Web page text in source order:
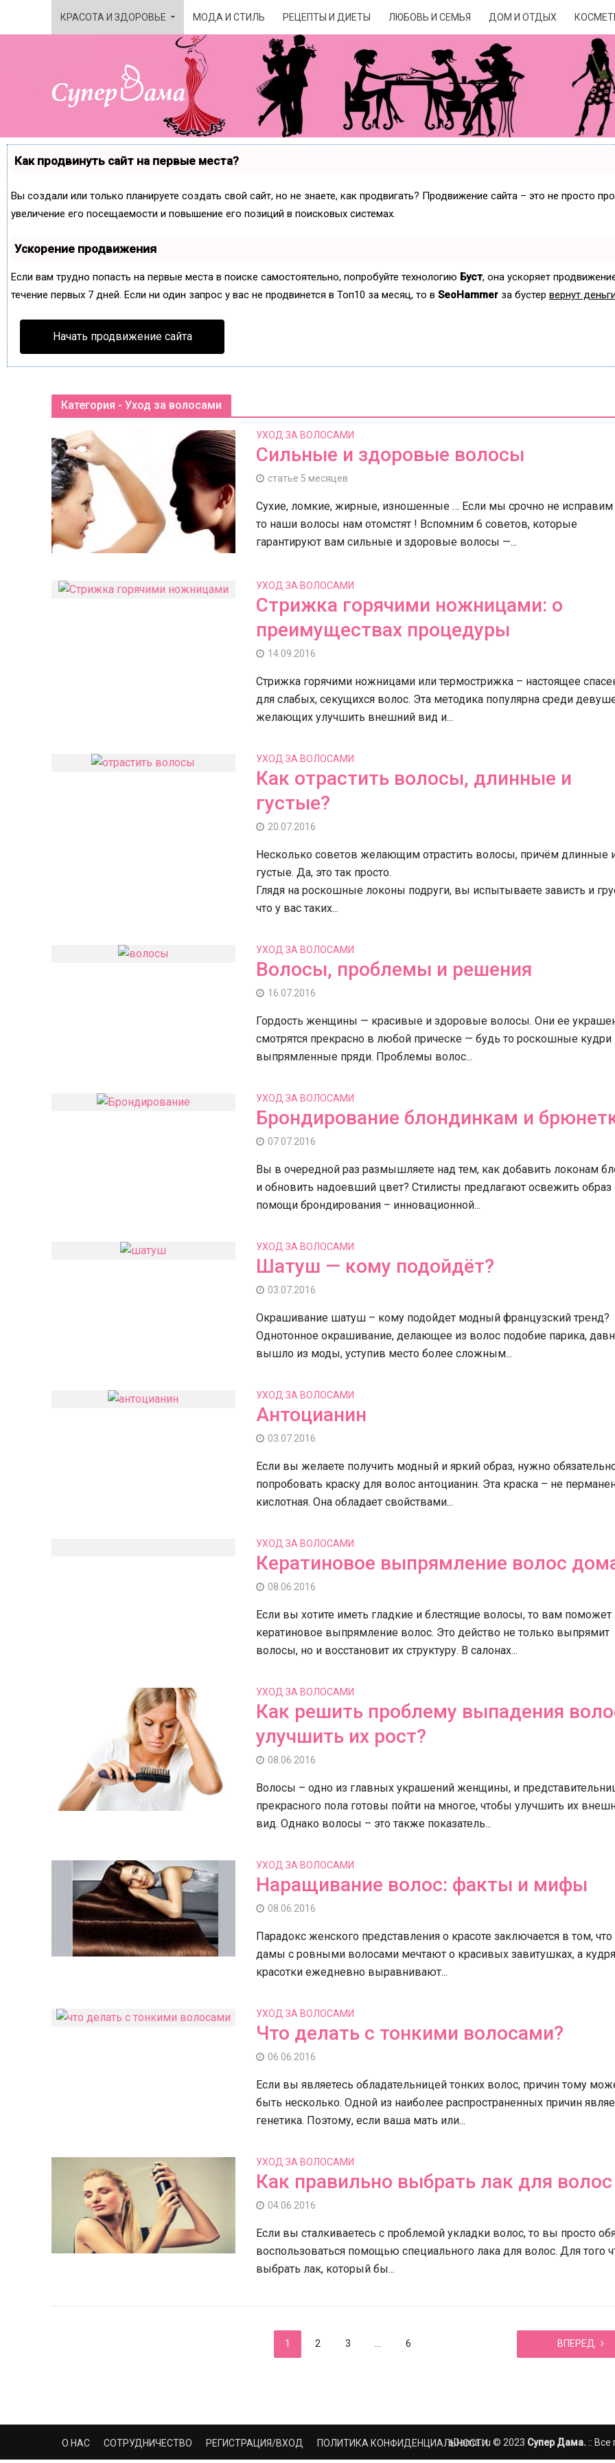
КРАСОТА И ЗДОРОВЬЕ МОДА И СТИЛЬ РЕЦЕПТЫ И ДИЕТЫ ЛЮБОВЬ И СЕМЬЯ ДОМ И ОТДЫХ
Как продвинуть сайт на первые места?
Вы создали или только планируете создать свой сайт, но не знаете, как продвигать? Продвижение сайта – это не просто
увеличение его посещаемости и повышение его позиций в поисковых системах.
Ускорение продвижения
Если вам трудно попасть на первые места в поиске самостоятельно, попробуйте технологию Буст, она ускоряет
течение первых 7 дней. Если ни один запрос у вас не продвинется в Топ10 за месяц, то в SeoHammer за бустер вернут
Начать продвижение сайта
Категория - Уход за волосами
УХОД ЗА ВОЛОСАМИ
Сильные и здоровые волосы
статье 5 месяцев
Сухие, ломкие, жирные, изношенные … Если мы срочно не исправим
то наши волосы нам отомстят ! Вспомним 6 советов, которые
гарантируют вам cильные и здоровые волосы —...
УХОД ЗА ВОЛОСАМИ
Стрижка горячими ножницами: о
преимуществах процедуры
14.09.2016
Стрижка горячими ножницами или термострижка – настоящее
для слабых, секущихся волос. Эта методика популярна среди
желающих улучшить внешний вид и...
УХОД ЗА ВОЛОСАМИ
Как отрастить волосы, длинные и
густые?
20.07.2016
Несколько советов желающим отрастить волосы, причём длинные
густые. Да, это так просто.
Глядя на роскошные локоны подруги, вы испытываете зависть и
что у вас таких...
УХОД ЗА ВОЛОСАМИ
Волосы, проблемы и решения
16.07.2016
Гордость женщины — красивые и здоровые волосы. Они ее
смотрятся прекрасно в любой прическе — будь то роскошные кудри
выпрямленные пряди. Проблемы волос...
УХОД ЗА ВОЛОСАМИ
Брондирование блондинкам и
07.07.2016
Вы в очередной раз размышляете над тем, как добавить локонам
и обновить надоевший цвет? Стилисты предлагают освежить образ
помощи брондирования – инновационной...
УХОД ЗА ВОЛОСАМИ
Шатуш — кому подойдёт?
03.07.2016
Окрашивание шатуш – кому подойдет модный французский тренд?
Однотонное окрашивание, делающее из волос подобие парика,
вышло из моды, уступив место более сложным...
УХОД ЗА ВОЛОСАМИ
Антоцианин
03.07.2016
Если вы желаете получить модный и яркий образ, нужно
попробовать краску для волос антоцианин. Эта краска – не
кислотная. Она обладает свойствами...
УХОД ЗА ВОЛОСАМИ
Кератиновое выпрямление волос
08.06.2016
Если вы хотите иметь гладкие и блестящие волосы, то вам поможет
кератиновое выпрямление волос. Это действо не только выпрямит
волосы, но и восстановит их структуру. В салонах...
УХОД ЗА ВОЛОСАМИ
Как решить проблему выпадения
улучшить их рост?
08.06.2016
Волосы – одно из главных украшений женщины, и
прекрасного пола готовы пойти на многое, чтобы улучшить их
вид. Однако волосы – это также показатель...
УХОД ЗА ВОЛОСАМИ
Наращивание волос: факты и мифы
08.06.2016
Парадокс женского представления о красоте заключается в том, что
дамы с ровными волосами мечтают о красивых завитушках, а
красотки ежедневно выравнивают...
УХОД ЗА ВОЛОСАМИ
Что делать с тонкими волосами?
06.06.2016
Если вы являетесь обладательницей тонких волос, причин тому
быть несколько. Одной из наиболее распространенных причин
генетика. Поэтому, если ваша мать или...
УХОД ЗА ВОЛОСАМИ
Как правильно выбрать лак для волос
04.06.2016
Если вы сталкиваетесь с проблемой укладки волос, то вы просто
воспользоваться помощью специального лака для волос. Для того
выбрать лак, который бы...
1 2 3 6 ВПЕРЕД
Интересные факты о СИМ-
картах
168 Просмотров
1,448 Просмотров
О НАС СОТРУДНИЧЕСТВО РЕГИСТРАЦИЯ/ВХОД ПОЛИТИКА КОНФИДЕНЦИАЛЬНОСТИsDama.ru © 2023 Супер Дама. ::